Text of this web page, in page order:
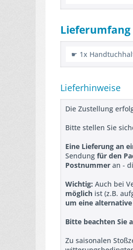
Lieferumfang
☛ 1x
Lieferhinweise
Die Zustellung
Bitte stellen Sie
Eine Lieferung an
Sendung für den
Postnummer an -
Wichtig: Auch bei
möglich ist (z.B.
um eine
Bitte beachten Sie
Zu saisonalen